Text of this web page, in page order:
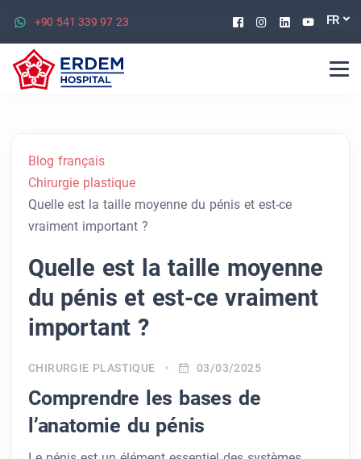
+90 541 339 97 23 Facebook
Instagram
Linkedin
FR
Blog français
Chirurgie plastique
Quelle est la taille moyenne du pénis et est-ce
vraiment important ?
Quelle est la taille moyenne
du pénis et est-ce vraiment
important ?
CHIRURGIE PLASTIQUE 03/03/2025
Comprendre les bases de
l’anatomie du pénis